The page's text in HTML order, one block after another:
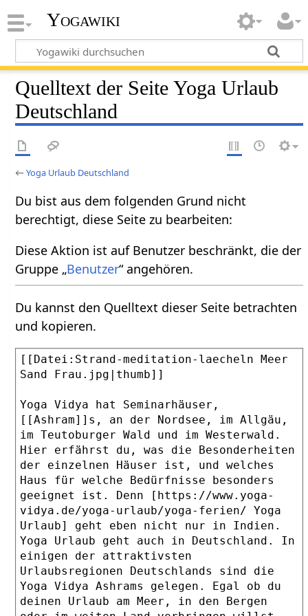
Yogawiki
Quelltext der Seite Yoga Urlaub
Deutschland
←Yoga Urlaub Deutschland
Du bist aus dem folgenden Grund nicht
berechtigt, diese Seite zu bearbeiten:
Diese Aktion ist auf Benutzer beschränkt, die der
Gruppe „Benutzer“ angehören.
Du kannst den Quelltext dieser Seite betrachten
und kopieren.